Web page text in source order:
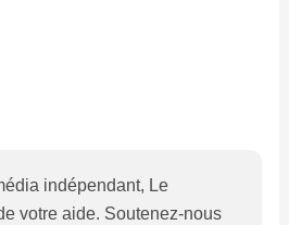
indépendant, Le
votre aide. Soutenez-nous